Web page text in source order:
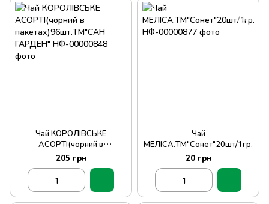
Чай КОРОЛІВСЬКЕ
АСОРТІ(чорний в
пакетах)96шт.ТМ"САН
ГАРДЕН"
205 грн
Чай
МЕЛІСА.ТМ"Сонет"20шт/1гр.
20 грн